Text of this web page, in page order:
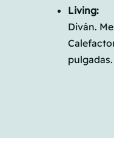
Living:
Diván.
pulgadas.